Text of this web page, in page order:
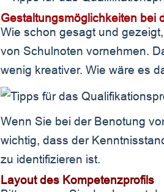
Gestaltungsmöglichkeiten bei
Wie schon gesagt und
von Schulnoten vornehmen.
wenig kreativer. Wie wäre es
Wenn Sie bei der Benotung
wichtig, dass der
zu identifizieren ist.
Layout des Kompetenzprofils